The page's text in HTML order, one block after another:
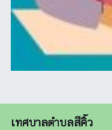
เทศบาลตำบลสีคิ้ว